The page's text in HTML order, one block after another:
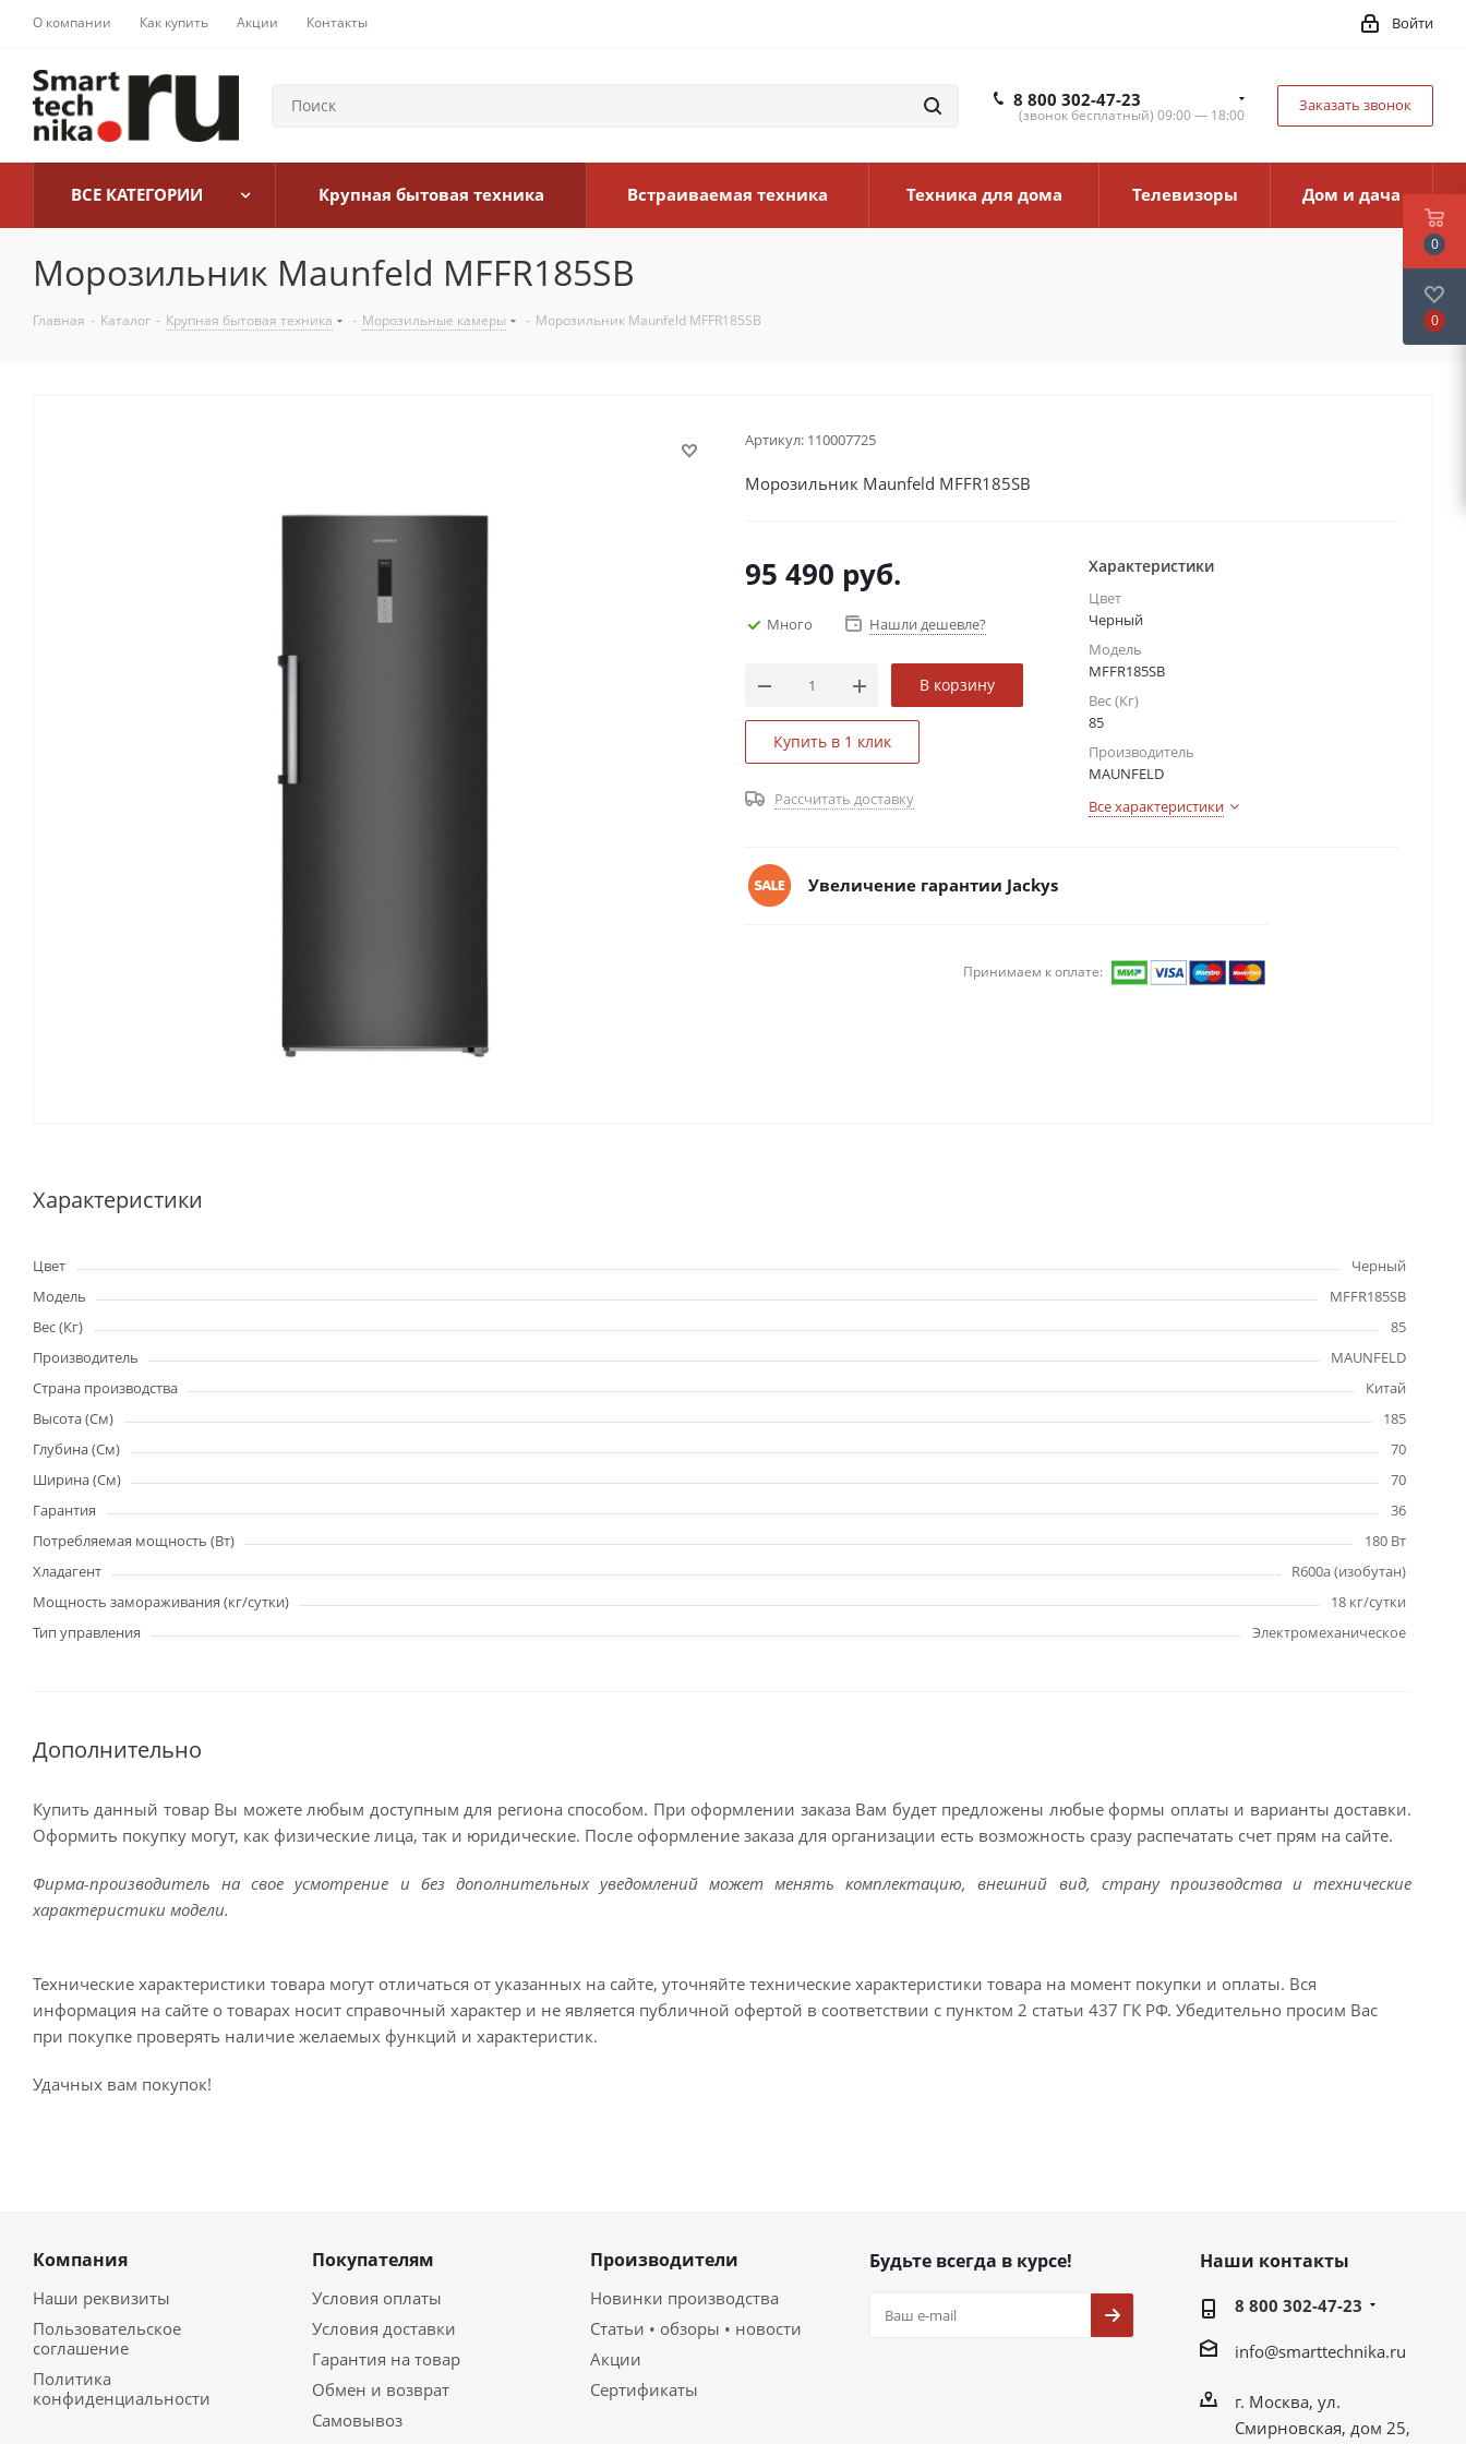
О компании Как купить Акции Контакты Войти
8 800 302-47-23
(звонок бесплатный) 09:00 — 18:00
Заказать звонок
ВСЕ КАТЕГОРИИ Крупная бытовая техника Встраиваемая техника Техника для дома Телевизоры Дом и дача
Морозильник Maunfeld MFFR185SB
Главная - Каталог - Крупная бытовая техника - Морозильные камеры - Морозильник Maunfeld MFFR185SB
Артикул: 110007725
Морозильник Maunfeld MFFR185SB
95 490 руб.
Много Нашли дешевле?
В корзину
Купить в 1 клик
Рассчитать доставку
Характеристики
Цвет
Черный
Модель
MFFR185SB
Вес (Кг)
85
Производитель
MAUNFELD
Все характеристики
Увеличение гарантии Jackys
Принимаем к оплате:
Характеристики
Цвет
Черный
Модель
MFFR185SB
Вес (Кг)
85
Производитель
MAUNFELD
Страна производства
Китай
Высота (См)
185
Глубина (См)
70
Ширина (См)
70
Гарантия
36
Потребляемая мощность (Вт)
180 Вт
Хладагент
R600a (изобутан)
Мощность замораживания (кг/сутки)
18 кг/сутки
Тип управления
Электромеханическое
Дополнительно
Купить данный товар Вы можете любым доступным для региона способом. При оформлении заказа Вам будет предложены любые формы оплаты и варианты доставки.
Оформить покупку могут, как физические лица, так и юридические. После оформление заказа для организации есть возможность сразу распечатать счет прям на сайте.
Фирма-производитель на свое усмотрение и без дополнительных уведомлений может менять комплектацию, внешний вид, страну производства и технические
характеристики модели.
Технические характеристики товара могут отличаться от указанных на сайте, уточняйте технические характеристики товара на момент покупки и оплаты. Вся
информация на сайте о товарах носит справочный характер и не является публичной офертой в соответствии с пунктом 2 статьи 437 ГК РФ. Убедительно просим Вас
при покупке проверять наличие желаемых функций и характеристик.
Удачных вам покупок!
Компания
Наши реквизиты
Пользовательское
соглашение
Политика
конфиденциальности
Покупателям
Условия оплаты
Условия доставки
Гарантия на товар
Обмен и возврат
Самовывоз
Производители
Новинки производства
Статьи • обзоры • новости
Акции
Сертификаты
Будьте всегда в курсе! Наши контакты
8 800 302-47-23
info@smarttechnika.ru
г. Москва, ул.
Смирновская, дом 25,
0
0